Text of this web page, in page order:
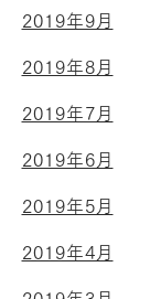
2019年9月
2019年8月
2019年7月
2019年6月
2019年5月
2019年4月